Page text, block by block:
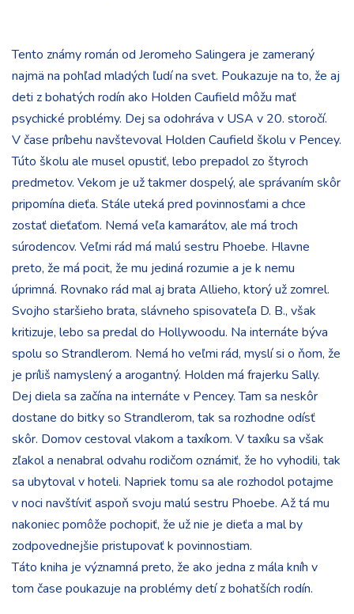
Tento známy román od Jeromeho Salingera je zameraný
najmä na pohľad mladých ľudí na svet. Poukazuje na to, že aj
deti z bohatých rodín ako Holden Caufield môžu mať
psychické problémy. Dej sa odohráva v USA v 20. storočí.
V čase príbehu navštevoval Holden Caufield školu v Pencey.
Túto školu ale musel opustiť, lebo prepadol zo štyroch
predmetov. Vekom je už takmer dospelý, ale správaním skôr
pripomína dieťa. Stále uteká pred povinnosťami a chce
zostať dieťaťom. Nemá veľa kamarátov, ale má troch
súrodencov. Veľmi rád má malú sestru Phoebe. Hlavne
preto, že má pocit, že mu jediná rozumie a je k nemu
úprimná. Rovnako rád mal aj brata Allieho, ktorý už zomrel.
Svojho staršieho brata, slávneho spisovateľa D. B., však
kritizuje, lebo sa predal do Hollywoodu. Na internáte býva
spolu so Strandlerom. Nemá ho veľmi rád, myslí si o ňom, že
je príliš namyslený a arogantný. Holden má frajerku Sally.
Dej diela sa začína na internáte v Pencey. Tam sa neskôr
dostane do bitky so Strandlerom, tak sa rozhodne odísť
skôr. Domov cestoval vlakom a taxíkom. V taxíku sa však
zľakol a nenabral odvahu rodičom oznámiť, že ho vyhodili, tak
sa ubytoval v hoteli. Napriek tomu sa ale rozhodol potajme
v noci navštíviť aspoň svoju malú sestru Phoebe. Až tá mu
nakoniec pomôže pochopiť, že už nie je dieťa a mal by
zodpovednejšie pristupovať k povinnostiam.
Táto kniha je významná preto, že ako jedna z mála kníh v
tom čase poukazuje na problémy detí z bohatších rodín.